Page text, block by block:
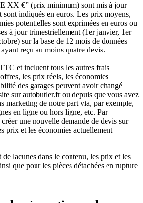
XX €” (prix minimum) sont mis à jour
sont indiqués en euros. Les prix moyens,
potentielles sont exprimées en euros ou
à jour trimestriellement (1er janvier, 1er
sur la base de 12 mois de données
reçu au moins quatre devis.
et incluent tous les autres frais
les prix réels, les économies
des garages peuvent avoir changé
sur autobutler.fr ou depuis que vous avez
marketing de notre part via, par exemple,
en ligne ou hors ligne, etc. Par
une nouvelle demande de devis sur
prix et les économies actuellement
de lacunes dans le contenu, les prix et les
que pour les pièces détachées en rupture